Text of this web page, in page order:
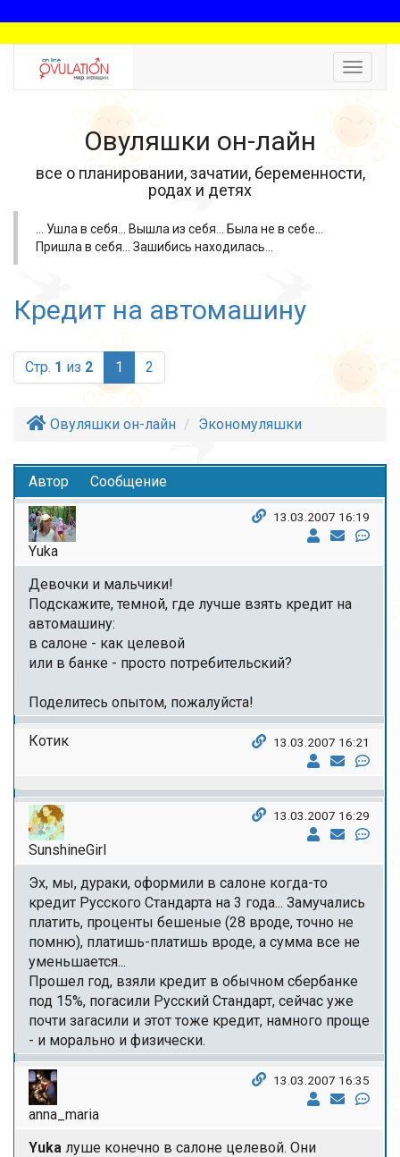
Toggle
Овуляшки он-лайн
все о планировании, зачатии, беременности,
родах и детях
... Ушла в себя... Вышла из себя... Была не в себе...
Пришла в себя... Зашибись находилась...
Кредит на автомашину
Стр. 1 из 2 1 (current)
2
Овуляшки он-лайн Экономуляшки
Автор Сообщение
Yuka
13.03.2007 16:19
Девочки и мальчики!
Подскажите, темной, где лучше взять кредит на
автомашину:
в салоне - как целевой
или в банке - просто потребительский?
Поделитесь опытом, пожалуйста!
Котик 13.03.2007 16:21
SunshineGirl
13.03.2007 16:29
Эх, мы, дураки, оформили в салоне когда-то
кредит Русского Стандарта на 3 года... Замучались
платить, проценты бешеные (28 вроде, точно не
помню), платишь-платишь вроде, а сумма все не
уменьшается...
Прошел год, взяли кредит в обычном сбербанке
под 15%, погасили Русский Стандарт, сейчас уже
почти загасили и этот тоже кредит, намного проще
- и морально и физически.
anna_maria
13.03.2007 16:35
Yuka луше конечно в салоне целевой. Они